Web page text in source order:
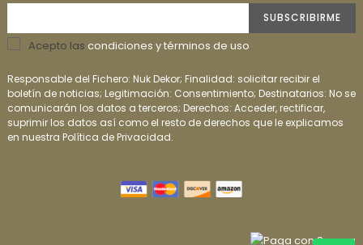
SUBSCRIBIRME
Acepto las condiciones y términos de uso.
Responsable del Fichero: Nuk Dekor; Finalidad: solicitar recibir el
boletín de noticias; Legitimación: Consentimiento; Destinatarios: No se
comunicarán los datos a terceros; Derechos: Acceder, rectificar,
suprimir los datos así como el resto de derechos que le explicamos
en nuestra Política de Privacidad.